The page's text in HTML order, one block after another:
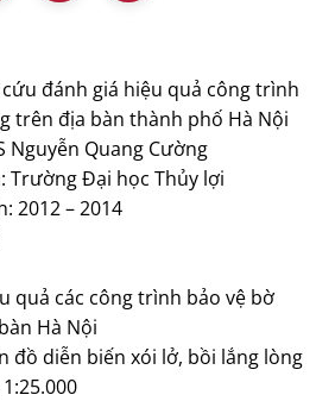
đánh giá hiệu quả công trình
trên địa bàn thành phố Hà Nội
Nguyễn Quang Cường
Trường Đại học Thủy lợi
2012 – 2014
quả các công trình bảo vệ bờ
Hà Nội
đồ diễn biến xói lở, bồi lắng lòng